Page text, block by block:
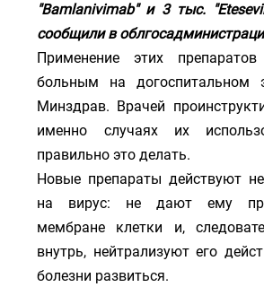
"Bamlanivimab" и 3 тыс.
сообщили в
Применение этих
больным на догоспитальном
Минздрав. Врачей
именно случаях их
правильно это делать.
Новые препараты действуют
на вирус: не дают ему
мембране клетки и,
внутрь, нейтрализуют его
болезни развиться.